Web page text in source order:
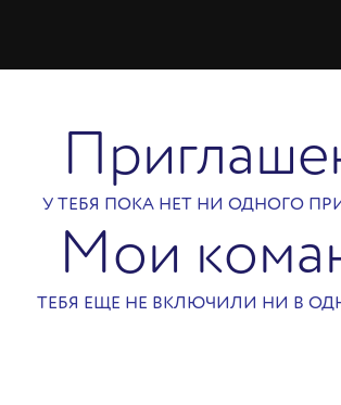
У ТЕБЯ ПОКА НЕТ НИ ОДНОГО
Мои
ТЕБЯ ЕЩЕ НЕ ВКЛЮЧИЛИ НИ В